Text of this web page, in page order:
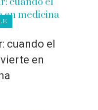
cuando el
en